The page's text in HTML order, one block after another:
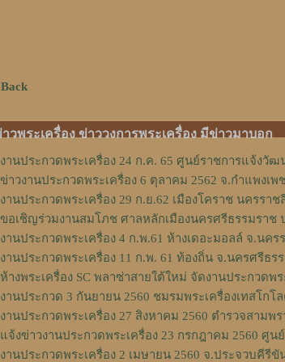
วพระเครื่อง ข่าววงการพระเครื่อง มีข่าวมาบอก
งานประกวดพระเครื่อง 24 ก.ค. 65 ศูนย์ราชการแจ้งวัฒ
ข่าวงานประกวดพระเครื่อง 6 ตุลาคม 2562 จ.กำแพงเพ
งานประกวดพระเครื่อง 29 ก.ย.62 เมืองโคราช นครราช
ขอเชิญร่วมงานสมโภช ศาลหลักเมืองนครศรีธรรมราช
งานประกวดพระเครื่อง 4 ก.พ.61 ห้างเดอะมอลล์ จ.นคร
งานประกวดพระเครื่อง 11 ก.พ. 61 ท้องถิ่น จ.นครศรีธร
ห้างพระเครื่อง SC พลาซ่าสายใต้ใหม่ จัดงานประกวดพร
งานประกวด 3 กันยายน 2560 ชมรมพระเครื่องเทสโกโ
งานประกวดพระเครื่อง 27 สิงหาคม 2560 ตำรวจสามพ
แจ้งข่าวงานประกวดพระเครื่อง 23 กรกฎาคม 2560 ศูน
งานประกวดพระเครื่อง 2 เมษายน 2560 จ.ประจวบคีรีขั